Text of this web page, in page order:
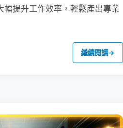
幅提升工作效率，輕鬆產出專業
繼續閱讀→